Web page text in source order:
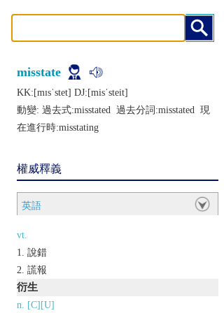
misstate
KK:[mɪsˈstеt] DJ:[misˈstеit]
動變: 過去式:misstated 過去分詞:misstated 現
在進行時:misstating
權威釋義
英語
vt.
說錯
謊報
衍生
n. [C][U]